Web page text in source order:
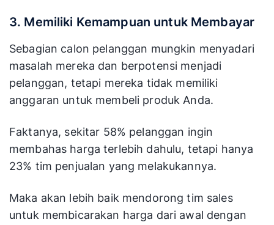
3. Memiliki Kemampuan untuk Membayar
Sebagian calon pelanggan mungkin menyadari
masalah mereka dan berpotensi menjadi
pelanggan, tetapi mereka tidak memiliki
anggaran untuk membeli produk Anda.
Faktanya, sekitar 58% pelanggan ingin
membahas harga terlebih dahulu, tetapi hanya
23% tim penjualan yang melakukannya.
Maka akan lebih baik mendorong tim sales
untuk membicarakan harga dari awal dengan